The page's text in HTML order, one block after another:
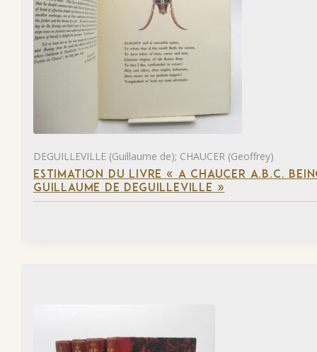
DEGUILLEVILLE (Guillaume de); CHAUCER (Geoffrey)
ESTIMATION DU LIVRE « A CHAUCER A.B.C.
GUILLAUME DE DEGUILLEVILLE »